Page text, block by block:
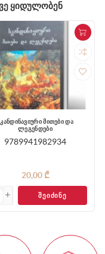
ᲧᲘᲓᲣᲚᲝᲑᲔᲜ
მითები და
ლეგენდები
9789941982934
20,00 ₾
ᲨᲔᲘᲫᲘᲜᲔ